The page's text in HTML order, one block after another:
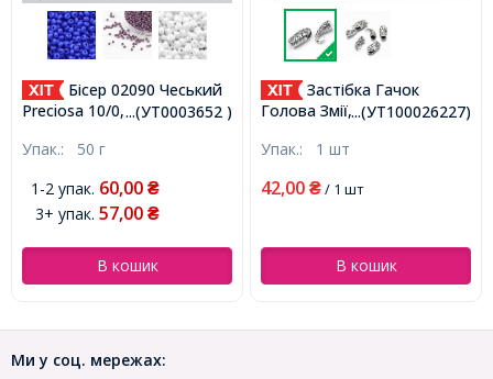
...(УТ0003652 )
Бісер 02090 Чеський
Preciosa 10/0, Природний
Круглий, (УТ0003652)
Упак.: 50 г
1-2 упак. 60,00 ₴
3+ упак. 57,00 ₴
В кошик
...(УТ100026227)
Застібка Гачок
Голова Змії, Сплав,
23x12x8.5мм, Отвір 8х3, Під
19х19х9мм, НапівОтвір
Упак.: 1 шт
42,00 ₴/ 1 шт
В кошик
Ми у соц. мережах: